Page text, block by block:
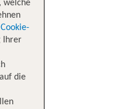
welche
Cookie-
Ihrer
die